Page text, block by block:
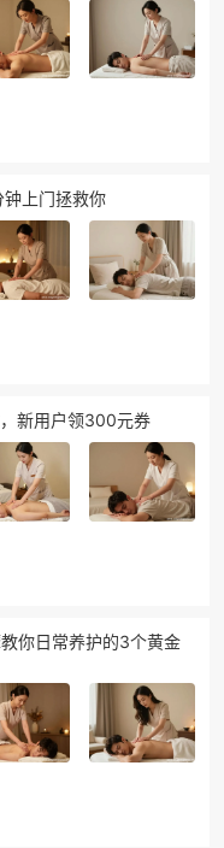
上门拯救你
新用户领300元券
你日常养护的3个黄金